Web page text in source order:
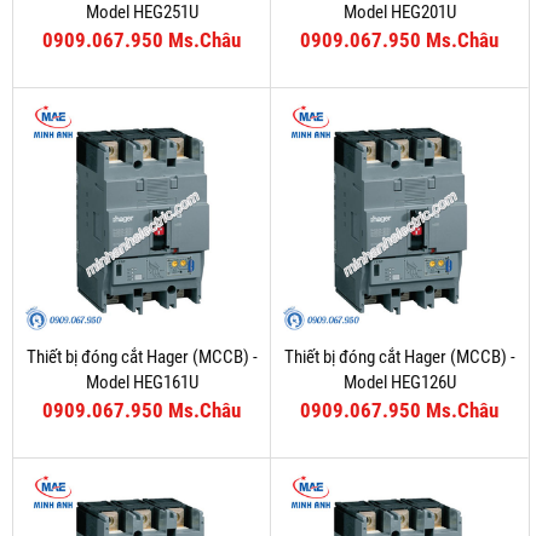
Model HEG251U
0909.067.950 Ms.Châu
Model HEG201U
0909.067.950 Ms.Châu
Thiết bị đóng cắt Hager (MCCB) -
Model HEG161U
0909.067.950 Ms.Châu
Thiết bị đóng cắt Hager (MCCB) -
Model HEG126U
0909.067.950 Ms.Châu